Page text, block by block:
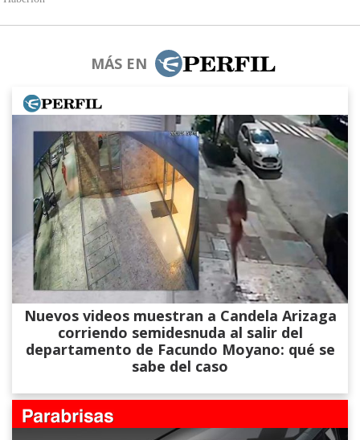
MÁS EN
Nuevos videos muestran a Candela Arizaga
corriendo semidesnuda al salir del
departamento de Facundo Moyano: qué se
sabe del caso